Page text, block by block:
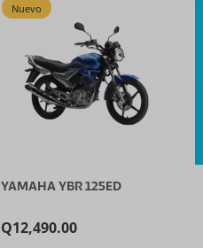
Nuevo
YAMAHA YBR 125ED
Q12,490.00